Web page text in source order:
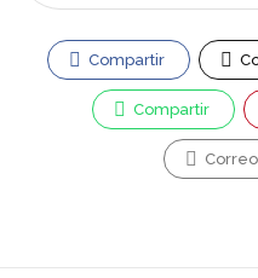
Compartir
Compartir